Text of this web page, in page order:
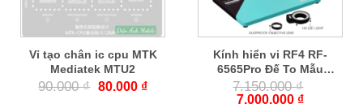
Vỉ tạo chân ic cpu MTK
Mediatek MTU2
90.000₫ 80.000 ₫
Kính hiển vi RF4 RF-
6565Pro Đế To Mẫu
mới 2023
7.150.000₫
7.000.000 ₫